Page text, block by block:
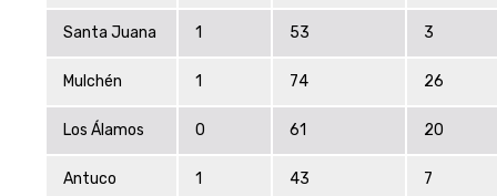
Santa Juana 1 53 3
Mulchén 1 74 26
Los Álamos 0 61 20
Antuco 1 43 7